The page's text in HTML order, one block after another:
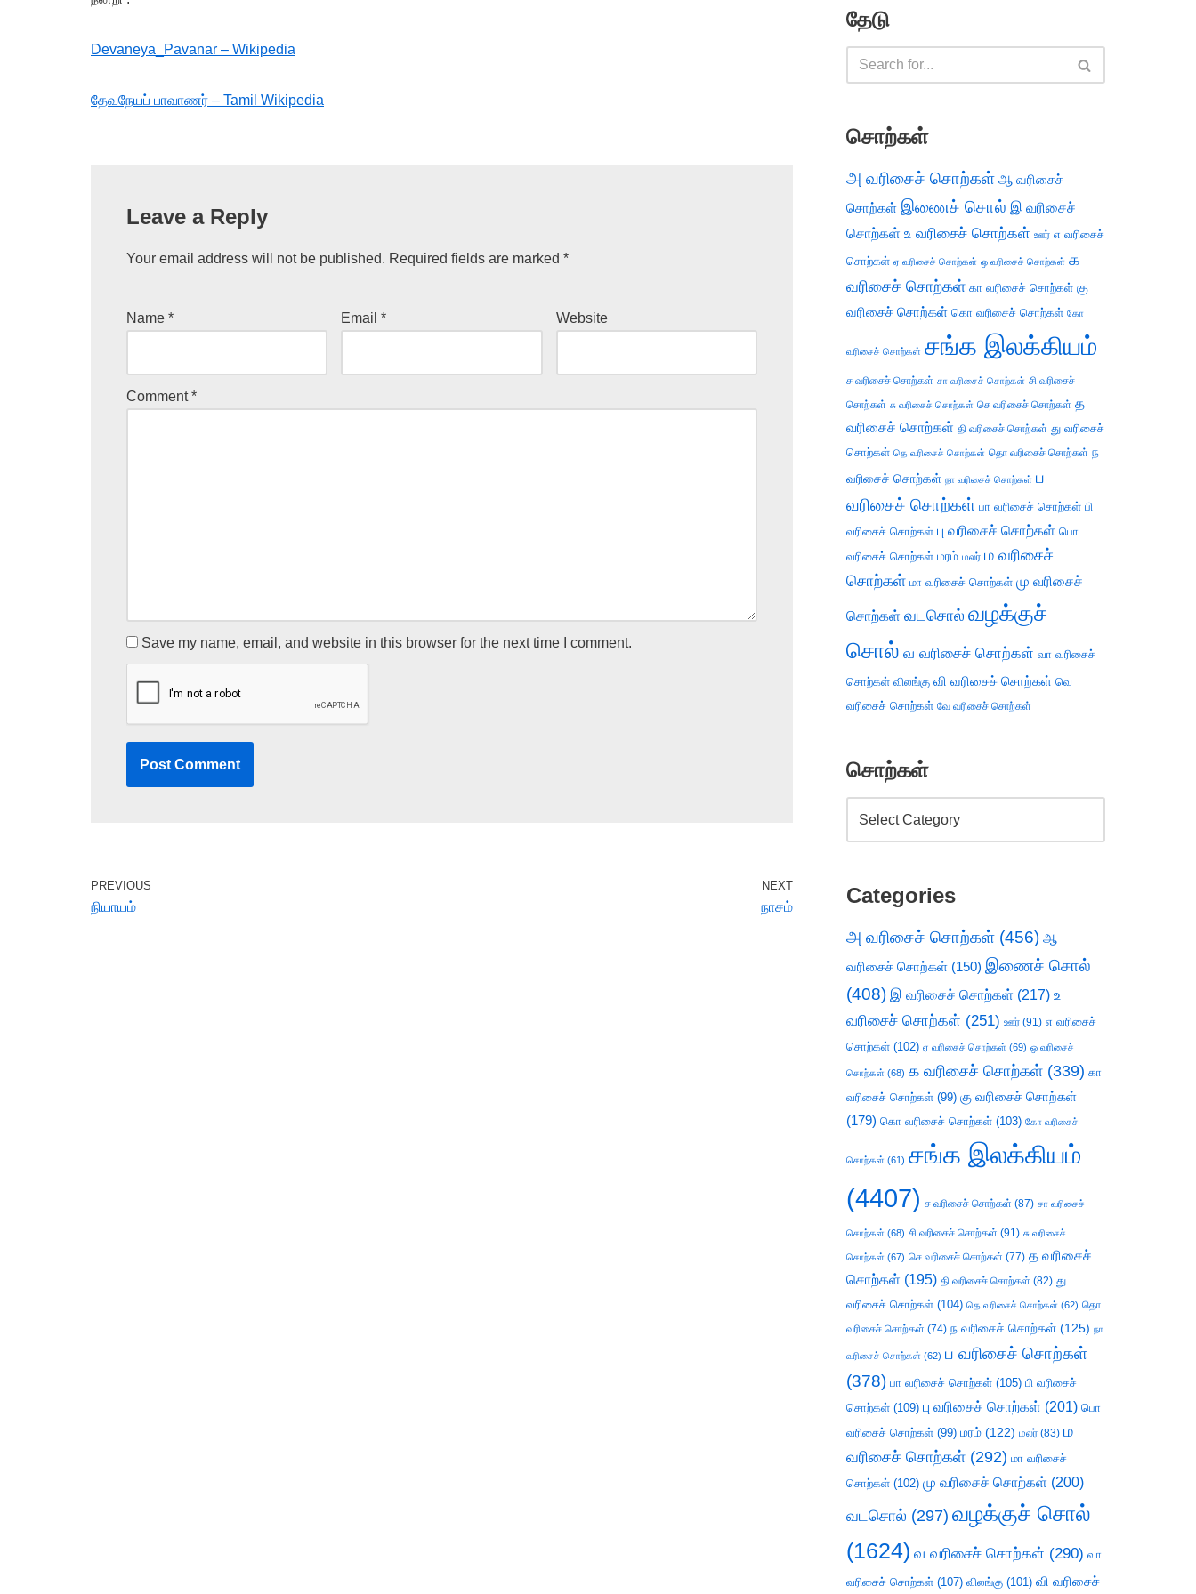
Devaneya_Pavanar – Wikipedia
தேவநேயப் பாவாணர் – Tamil Wikipedia
Leave a Reply
Your email address will not be published. Required fields are marked *
Name * Email* Website
Comment*
Save my name, email, and website in this browser for the next time I comment.
PREVIOUS
நியாயம்
NEXT
நாசம்
தேடு
சொற்கள்
அ வரிசைச் சொற்கள் ஆ வரிசைச்
சொற்கள் இணைச் சொல் இ வரிசைச்
சொற்கள் உ வரிசைச் சொற்கள் ஊர் எ வரிசைச்
சொற்கள் ஏ வரிசைச் சொற்கள் ஒ வரிசைச் சொற்கள் க
வரிசைச் சொற்கள் கா வரிசைச் சொற்கள் கு
வரிசைச் சொற்கள் கொ வரிசைச் சொற்கள் கோ
வரிசைச் சொற்கள் சங்க இலக்கியம்
ச வரிசைச் சொற்கள் சா வரிசைச் சொற்கள் சி வரிசைச்
சொற்கள் சு வரிசைச் சொற்கள் செ வரிசைச் சொற்கள் த
வரிசைச் சொற்கள் தி வரிசைச் சொற்கள் து வரிசைச்
சொற்கள் தெ வரிசைச் சொற்கள் தொ வரிசைச் சொற்கள் ந
வரிசைச் சொற்கள் நா வரிசைச் சொற்கள் ப
வரிசைச் சொற்கள் பா வரிசைச் சொற்கள் பி
வரிசைச் சொற்கள் பு வரிசைச் சொற்கள் பொ
வரிசைச் சொற்கள் மரம் மலர் ம வரிசைச்
சொற்கள் மா வரிசைச் சொற்கள் மு வரிசைச்
சொற்கள் வடசொல் வழக்குச்
சொல் வ வரிசைச் சொற்கள் வா வரிசைச்
சொற்கள் விலங்கு வி வரிசைச் சொற்கள் வெ
வரிசைச் சொற்கள் வே வரிசைச் சொற்கள்
சொற்கள்
Categories
அ வரிசைச் சொற்கள் (456) ஆ
வரிசைச் சொற்கள் (150) இணைச் சொல்
(408) இ வரிசைச் சொற்கள் (217) உ
வரிசைச் சொற்கள் (251) ஊர் (91) எ வரிசைச்
சொற்கள் (102) ஏ வரிசைச் சொற்கள் (69) ஒ வரிசைச்
சொற்கள் (68) க வரிசைச் சொற்கள் (339) கா
வரிசைச் சொற்கள் (99) கு வரிசைச் சொற்கள்
(179) கொ வரிசைச் சொற்கள் (103) கோ வரிசைச்
சொற்கள் (61) சங்க இலக்கியம்
(4407) ச வரிசைச் சொற்கள் (87) சா வரிசைச்
சொற்கள் (68) சி வரிசைச் சொற்கள் (91) சு வரிசைச்
சொற்கள் (67) செ வரிசைச் சொற்கள் (77) த வரிசைச்
சொற்கள் (195) தி வரிசைச் சொற்கள் (82) து
வரிசைச் சொற்கள் (104) தெ வரிசைச் சொற்கள் (62) தொ
வரிசைச் சொற்கள் (74) ந வரிசைச் சொற்கள் (125) நா
வரிசைச் சொற்கள் (62) ப வரிசைச் சொற்கள்
(378) பா வரிசைச் சொற்கள் (105) பி வரிசைச்
சொற்கள் (109) பு வரிசைச் சொற்கள் (201) பொ
வரிசைச் சொற்கள் (99) மரம் (122) மலர் (83) ம
வரிசைச் சொற்கள் (292) மா வரிசைச்
சொற்கள் (102) மு வரிசைச் சொற்கள் (200)
வடசொல் (297) வழக்குச் சொல்
(1624) வ வரிசைச் சொற்கள் (290) வா
வரிசைச் சொற்கள் (107) விலங்கு (101) வி வரிசைச்